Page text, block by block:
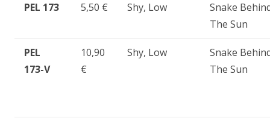
PEL 173 5,50 € Shy, Low
Snake
The Sun
PEL
173-V
10,90
€
Shy, Low
Snake
The Sun